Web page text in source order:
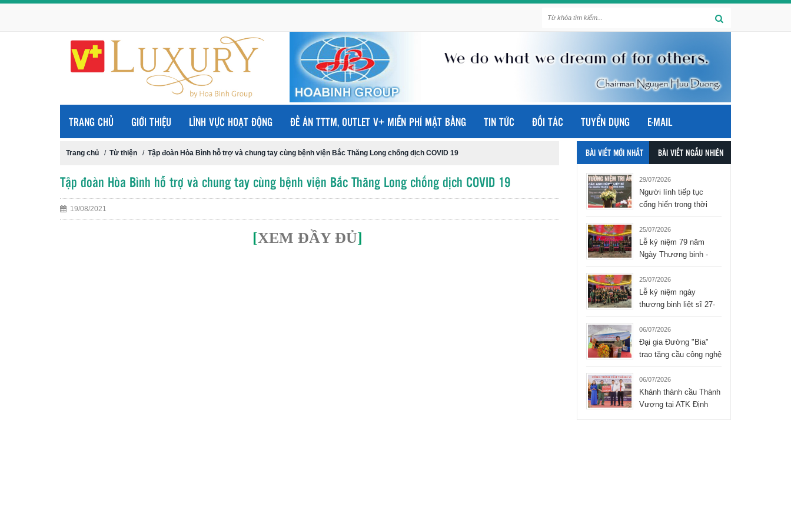
TRANG CHỦ GIỚI THIỆU LĨNH VỰC HOẠT ĐỘNG ĐỀ ÁN TTTM, OUTLET V+ MIỄN PHÍ MẶT BẰNG TIN TỨC ĐỐI TÁC TUYỂN DỤNG E-MAIL
Trang chủ / Từ thiện / Tập đoàn Hòa Bình hỗ trợ và chung tay cùng bệnh viện Bắc Thăng Long chống dịch COVID 19
Tập đoàn Hòa Bình hỗ trợ và chung tay cùng bệnh viện Bắc Thăng Long chống dịch COVID 19
19/08/2021
[XEM ĐẦY ĐỦ]
BÀI VIẾT MỚI NHẤT BÀI VIẾT NGẪU NHIÊN
29/07/2026
Người lính tiếp tục
cống hiến trong thời
Bình Group
25/07/2026
Lễ kỷ niệm 79 năm
Ngày Thương binh -
Tập đoàn Hòa Bình
25/07/2026
Lễ kỷ niệm ngày
thương binh liệt sĩ 27-
TNHH Hòa Bình
06/07/2026
Đại gia Đường "Bia"
trao tặng cầu công nghệ
- Thái Nguyên
06/07/2026
Khánh thành cầu Thành
Vượng tại ATK Định